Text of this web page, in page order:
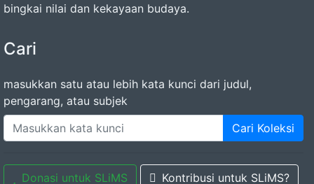
bingkai nilai dan kekayaan budaya.
Cari
masukkan satu atau lebih kata kunci dari judul,
pengarang, atau subjek
Cari Koleksi
Donasi untuk SLiMS Kontribusi untuk SLiMS?